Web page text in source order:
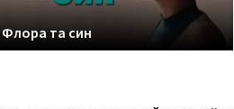
Флора та син